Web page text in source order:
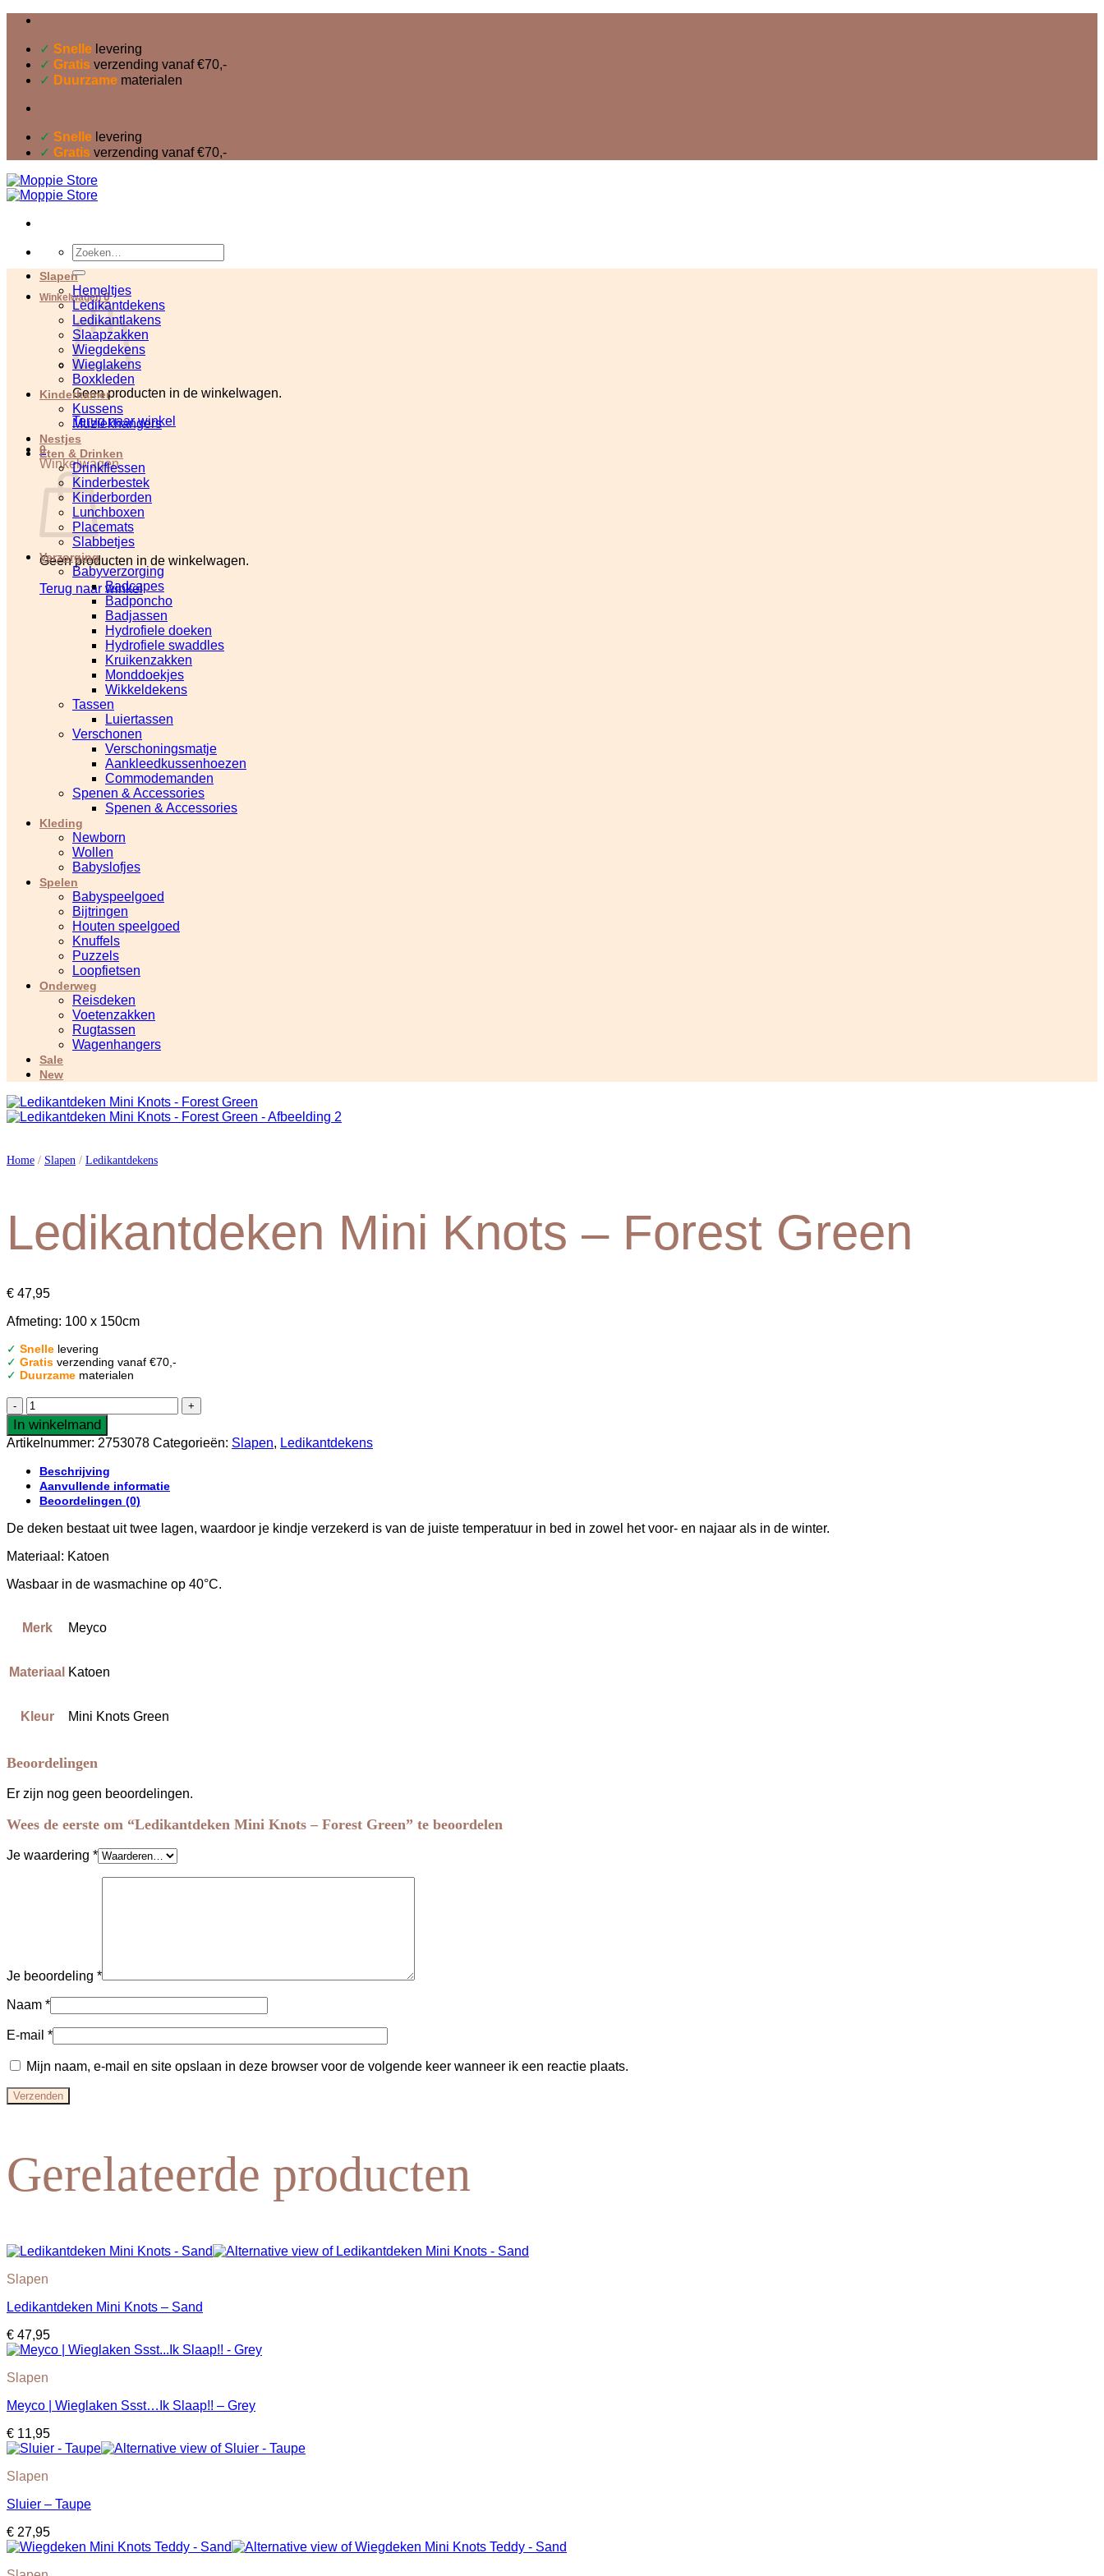
inhoud✓ Snelle levering
✓ Gratis verzending vanaf €70,-
✓ Duurzame materialen
✓ Snelle levering
✓ Gratis verzending vanaf €70,-
Zoeken
naar:
Winkelwagen0
Geen producten in de winkelwagen.
Terug naar winkel
0
Winkelwagen
Geen producten in de winkelwagen.
Terug naar winkel
Slapen
Hemeltjes
Ledikantdekens
Ledikantlakens
Slaapzakken
Wiegdekens
Wieglakens
Boxkleden
Kinderkamer
Kussens
Muziekhangers
Nestjes
Eten & Drinken
Drinkflessen
Kinderbestek
Kinderborden
Lunchboxen
Placemats
Slabbetjes
Verzorging
Babyverzorging
Badcapes
Badponcho
Badjassen
Hydrofiele doeken
Hydrofiele swaddles
Kruikenzakken
Monddoekjes
Wikkeldekens
Tassen
Luiertassen
Verschonen
Verschoningsmatje
Aankleedkussenhoezen
Commodemanden
Spenen & Accessories
Spenen & Accessories
Kleding
Newborn
Wollen
Babyslofjes
Spelen
Babyspeelgoed
Bijtringen
Houten speelgoed
Knuffels
Puzzels
Loopfietsen
Onderweg
Reisdeken
Voetenzakken
Rugtassen
Wagenhangers
Sale
New
Home / Slapen / Ledikantdekens
Ledikantdeken Mini Knots – Forest Green
€ 47,95
Afmeting: 100 x 150cm
✓ Snelle levering
✓ Gratis verzending vanaf €70,-
✓ Duurzame materialen
Ledikantdeken
Mini
Knots
-
Green
aantal
In winkelmand
Artikelnummer: 2753078 Categorieën: Slapen, Ledikantdekens
Beschrijving
Aanvullende informatie
Beoordelingen (0)
De deken bestaat uit twee lagen, waardoor je kindje verzekerd is van de juiste temperatuur in bed in zowel het voor- en najaar als in de winter.
Materiaal: Katoen
Wasbaar in de wasmachine op 40°C.
Merk Meyco
Materiaal Katoen
Kleur Mini Knots Green
Beoordelingen
Er zijn nog geen beoordelingen.
Wees de eerste om “Ledikantdeken Mini Knots – Forest Green” te beoordelen
Je waardering *
Je beoordeling *
Naam *
E-mail *
Mijn naam, e-mail en site opslaan in deze browser voor de volgende keer wanneer ik een reactie plaats.
Gerelateerde producten
Slapen
Ledikantdeken Mini Knots – Sand
€ 47,95
Slapen
Meyco | Wieglaken Ssst…Ik Slaap!! – Grey
€ 11,95
Slapen
Sluier – Taupe
€ 27,95